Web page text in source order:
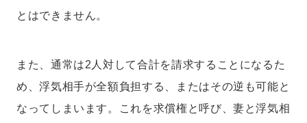
とはできません。
また、通常は2人対して合計を請求することになるた
め、浮気相手が全額負担する、またはその逆も可能と
なってしまいます。これを求償権と呼び、妻と浮気相